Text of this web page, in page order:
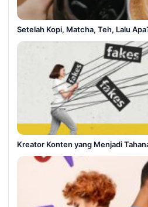
Setelah Kopi, Matcha, Teh, Lalu
Kreator Konten yang Menjadi